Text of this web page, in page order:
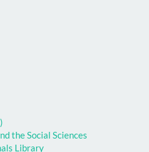
the Social Sciences
Library